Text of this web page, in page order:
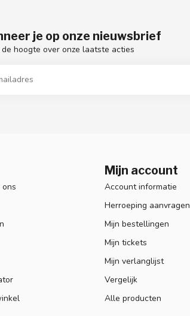
je op onze nieuwsbrief
hoogte over onze laatste acties
Mijn account
Account informatie
Herroeping aanvragen
Mijn bestellingen
Mijn tickets
Mijn verlanglijst
Vergelijk
Alle producten